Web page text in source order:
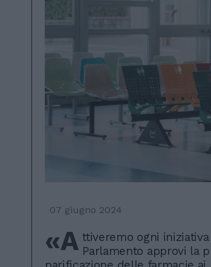
07 giugno 2024
«A ttiveremo ogni
Parlamento approvi la